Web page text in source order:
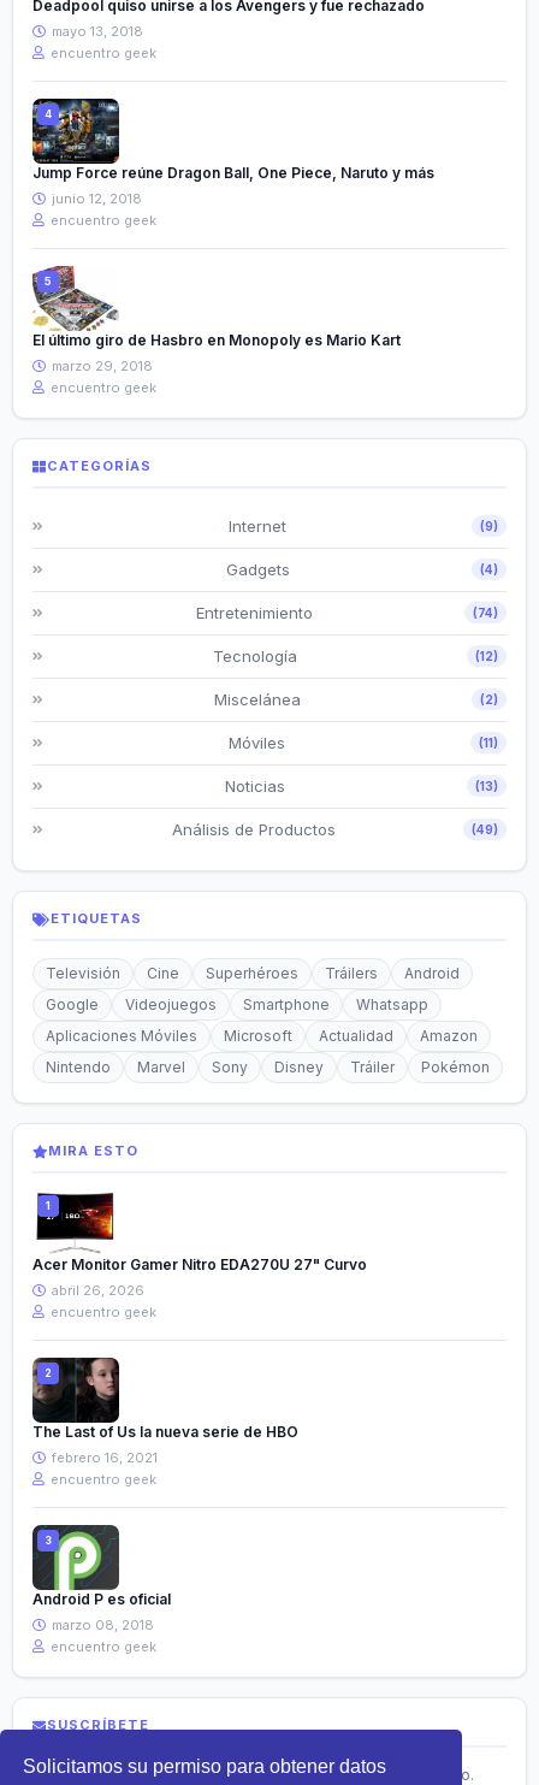
Solicitamos su permiso para obtener datos
Deadpool quiso unirse a los Avengers y fue rechazado
mayo 13, 2018
encuentro geek
Jump Force reúne Dragon Ball, One Piece, Naruto y más
junio 12, 2018
encuentro geek
El último giro de Hasbro en Monopoly es Mario Kart
marzo 29, 2018
encuentro geek
CATEGORÍAS
Internet (9)
Gadgets (4)
Entretenimiento (74)
Tecnología (12)
Miscelánea (2)
Móviles (11)
Noticias (13)
Análisis de Productos (49)
ETIQUETAS
Televisión Cine Superhéroes Tráilers
Android
Google
Videojuegos Smartphone
Whatsapp
Aplicaciones Móviles
Microsoft Actualidad
Amazon
Nintendo
Marvel Sony Disney Tráiler Pokémon
MIRA ESTO
Acer Monitor Gamer Nitro EDA270U 27" Curvo
abril 26, 2026
encuentro geek
The Last of Us la nueva serie de HBO
febrero 16, 2021
encuentro geek
Android P es oficial
marzo 08, 2018
encuentro geek
SUSCRÍBETE
Recibe lo más nuevo en tecnología directamente en tu correo.